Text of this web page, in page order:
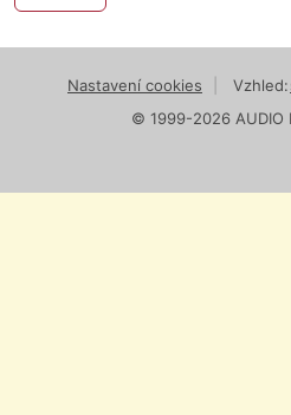
Nastavení cookies Vzhled:
© 1999-2026 AUDIO